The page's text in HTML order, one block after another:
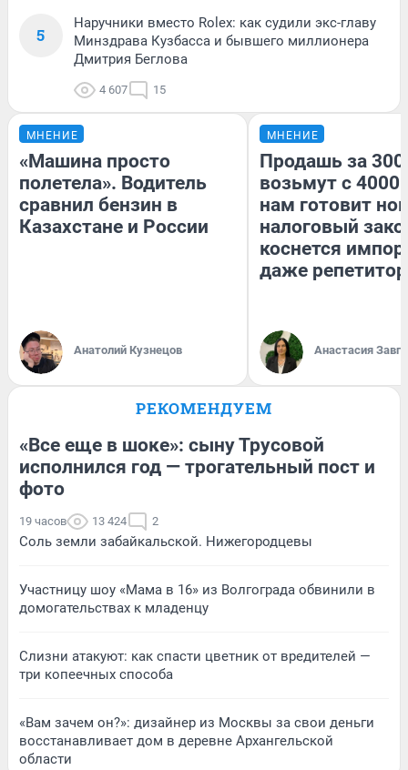
5
Наручники вместо Rolex: как судили экс-главу
Минздрава Кузбасса и бывшего миллионера
Дмитрия Беглова
4 607 15
МНЕНИЕ
«Машина просто
полетела». Водитель
сравнил бензин в
Казахстане и России
Анатолий Кузнецов
МНЕНИЕ
Продашь за
возьмут с
нам готовит
налоговый
коснется
даже
Анастасия
РЕКОМЕНДУЕМ
«Все еще в шоке»: сыну Трусовой
исполнился год — трогательный пост и
фото
19 часов 13 424 2
Соль земли забайкальской. Нижегородцевы
Участницу шоу «Мама в 16» из Волгограда обвинили в
домогательствах к младенцу
Слизни атакуют: как спасти цветник от вредителей —
три копеечных способа
«Вам зачем он?»: дизайнер из Москвы за свои деньги
восстанавливает дом в деревне Архангельской
области